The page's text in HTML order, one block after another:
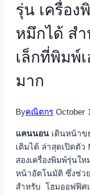
รุ่น เครื่อง
หมึกได้ ส
เล็กที่พิมพ์
มาก
Byคณิตกร October
แคนนอน เดินหน้าข
เติมได้ ล่าสุดเปิดตัว
สองเครื่องพิมพ์รุ่นใ
หน้าอัตโนมัติ ซึ่งช่ว
สำหรับ โฮมออฟฟิศ